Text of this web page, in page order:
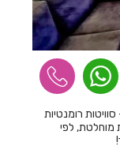
רומנטיות
מוחלטת, לפי